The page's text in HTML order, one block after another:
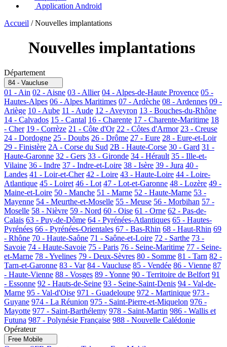
Application Android
Accueil / Nouvelles implantations
Nouvelles implantations
Département
84 - Vaucluse
01 - Ain 02 - Aisne 03 - Allier 04 - Alpes-de-Haute Provence 05 -
Hautes-Alpes 06 - Alpes Maritimes 07 - Ardèche 08 - Ardennes 09 -
Ariège 10 - Aube 11 - Aude 12 - Aveyron 13 - Bouches-du-Rhône
14 - Calvados 15 - Cantal 16 - Charente 17 - Charente-Maritime 18
- Cher 19 - Corrèze 21 - Côte d'Or 22 - Côtes d'Armor 23 - Creuse
24 - Dordogne 25 - Doubs 26 - Drôme 27 - Eure 28 - Eure-et-Loir
29 - Finistère 2A - Corse du Sud 2B - Haute-Corse 30 - Gard 31 -
Haute-Garonne 32 - Gers 33 - Gironde 34 - Hérault 35 - Ille-et-
Vilaine 36 - Indre 37 - Indre-et-Loire 38 - Isère 39 - Jura 40 -
Landes 41 - Loir-et-Cher 42 - Loire 43 - Haute-Loire 44 - Loire-
Atlantique 45 - Loiret 46 - Lot 47 - Lot-et-Garonne 48 - Lozère 49 -
Maine-et-Loire 50 - Manche 51 - Marne 52 - Haute-Marne 53 -
Mayenne 54 - Meurthe-et-Moselle 55 - Meuse 56 - Morbihan 57 -
Moselle 58 - Nièvre 59 - Nord 60 - Oise 61 - Orne 62 - Pas-de-
Calais 63 - Puy-de-Dôme 64 - Pyrénées-Atlantiques 65 - Hautes-
Pyrénées 66 - Pyrénées-Orientales 67 - Bas-Rhin 68 - Haut-Rhin 69
- Rhône 70 - Haute-Saône 71 - Saône-et-Loire 72 - Sarthe 73 -
Savoie 74 - Haute-Savoie 75 - Paris 76 - Seine-Maritime 77 - Seine-
et-Marne 78 - Yvelines 79 - Deux-Sèvres 80 - Somme 81 - Tarn 82 -
Tarn-et-Garonne 83 - Var 84 - Vaucluse 85 - Vendée 86 - Vienne 87
- Haute-Vienne 88 - Vosges 89 - Yonne 90 - Territoire de Belfort 91
- Essonne 92 - Hauts-de-Seine 93 - Seine-Saint-Denis 94 - Val-de-
Marne 95 - Val-d'Oise 971 - Guadeloupe 972 - Martinique 973 -
Guyane 974 - La Réunion 975 - Saint-Pierre-et-Miquelon 976 -
Mayotte 977 - Saint-Barthélemy 978 - Saint-Martin 986 - Wallis et
Futuna 987 - Polynésie Française 988 - Nouvelle Calédonie
Opérateur
Free Mobile